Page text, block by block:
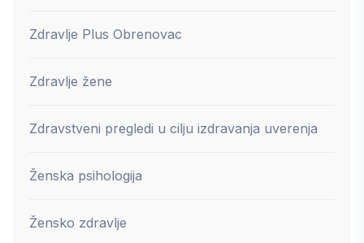
Zdravlje Plus Obrenovac
Zdravlje žene
Zdravstveni pregledi u cilju izdravanja uverenja
Ženska psihologija
Žensko zdravlje